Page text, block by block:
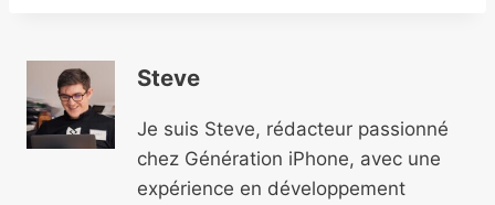
Steve
Je suis Steve, rédacteur passionné
chez Génération iPhone, avec une
expérience en développement